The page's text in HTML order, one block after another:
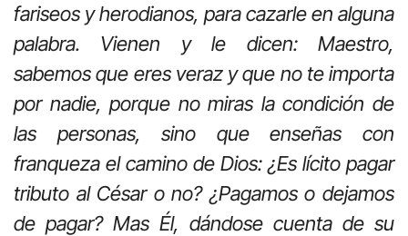
fariseos y herodianos, para cazarle en alguna
palabra. Vienen y le dicen: Maestro,
sabemos que eres veraz y que no te importa
por nadie, porque no miras la condición de
las personas, sino que enseñas con
franqueza el camino de Dios: ¿Es lícito pagar
tributo al César o no? ¿Pagamos o dejamos
de pagar? Mas Él, dándose cuenta de su